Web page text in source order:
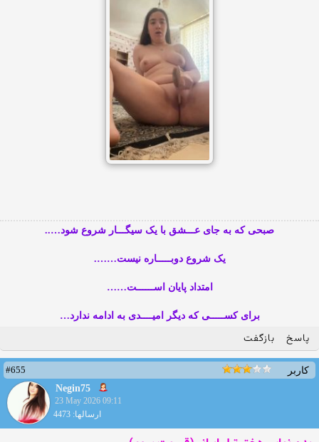
صبحی که به جای عـــشق با یک سیگـــار شروع شود…..
یک شروع دوبـــــاره نیست…….
امتداد پایان اســــــت……
برای کســـــی که دیگر امیــــدی به ادامه ندارد…
پاسخ بازگفت
کاربر
#655
Negin75
23 May 2026 09:11
ارسالها: 4473